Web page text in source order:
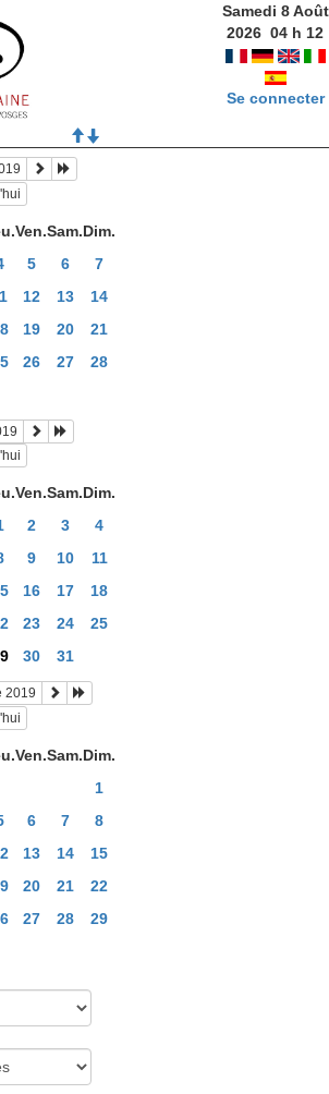
Samedi 8 Août
2026 04 h 12
Se connecter
Ven.Sam.Dim.
5 6
7
12 13
14
19 20
21
26 27
28
Ven.Sam.Dim.
2 3
4
9 10
11
16 17
18
23 24
25
30 31
2019
Ven.Sam.Dim.
1
6 7
8
13 14
15
20 21
22
27 28
29